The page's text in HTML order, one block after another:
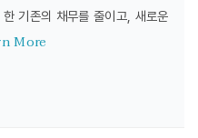
기존의 채무를 줄이고, 새로운
More